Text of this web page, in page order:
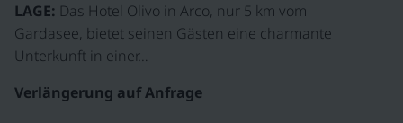
LAGE:
Gardasee, bietet seinen Gästen eine charmante
Unterkunft in einer…
Verlängerung auf Anfrage